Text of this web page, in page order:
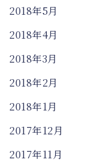
2018年5月
2018年4月
2018年3月
2018年2月
2018年1月
2017年12月
2017年11月